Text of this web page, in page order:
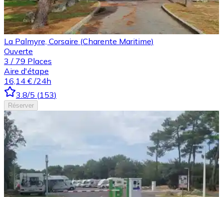
La Palmyre, Corsaire (Charente Maritime)
Ouverte
3 / 79 Places
Aire d'étape
16,14 € /24h
3.8/5 (153)
Réserver